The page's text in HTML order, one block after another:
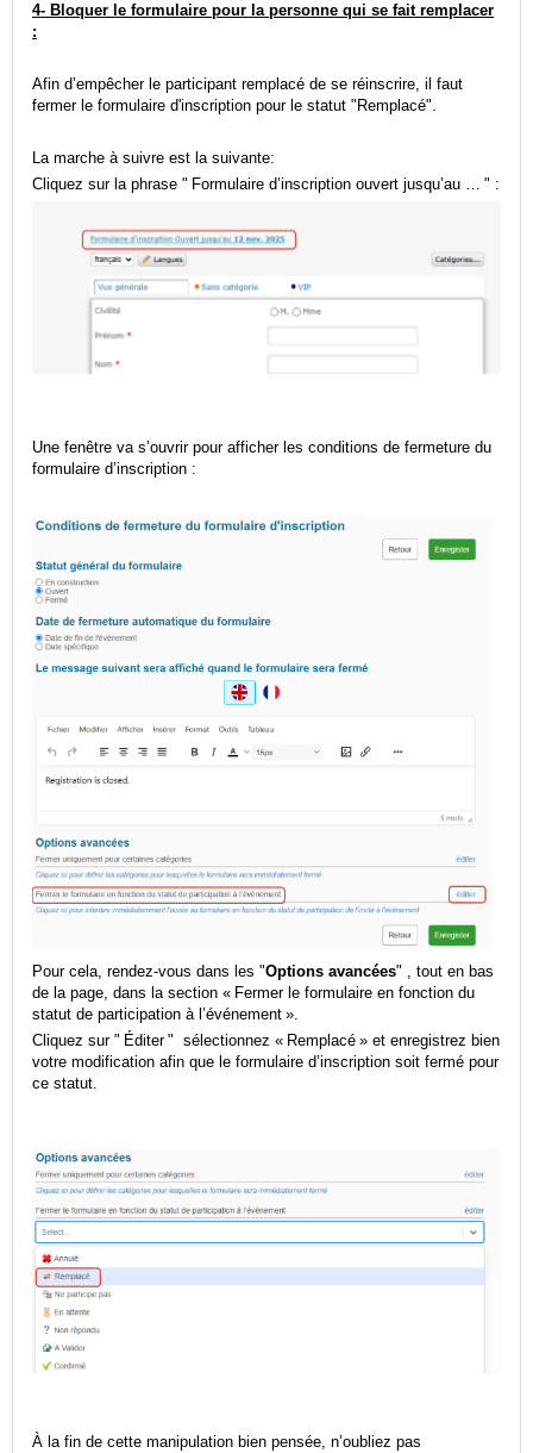
4- Bloquer le formulaire pour la personne qui se fait remplacer
:
Afin d’empêcher le participant remplacé de se réinscrire, il faut
fermer le formulaire d'inscription pour le statut "Remplacé".
La marche à suivre est la suivante:
Cliquez sur la phrase " Formulaire d’inscription ouvert jusqu’au … " :
Une fenêtre va s’ouvrir pour afficher les conditions de fermeture du
formulaire d’inscription :
Pour cela, rendez‑vous dans les "Options avancées" , tout en bas
de la page, dans la section « Fermer le formulaire en fonction du
statut de participation à l’événement ».
Cliquez sur " Éditer " sélectionnez « Remplacé » et enregistrez bien
votre modification afin que le formulaire d’inscription soit fermé pour
ce statut.
À la fin de cette manipulation bien pensée, n’oubliez pas